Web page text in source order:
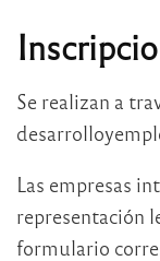
Se realizan a
Las empresas
representación
formulario